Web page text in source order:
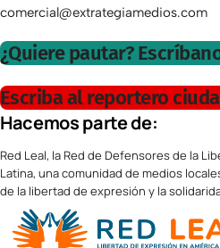
comercial@extrategiamedios.com
¿Quiere pautar?
Escriba al reportero
Hacemos parte de:
Red Leal, la Red de Defensores de la
Latina, una comunidad de medios
de la libertad de expresión y la